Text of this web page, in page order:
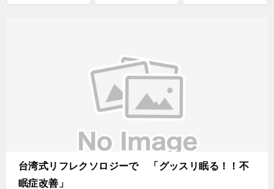
台湾式リフレクソロジーで 「グッスリ眠る！！不
眠症改善」